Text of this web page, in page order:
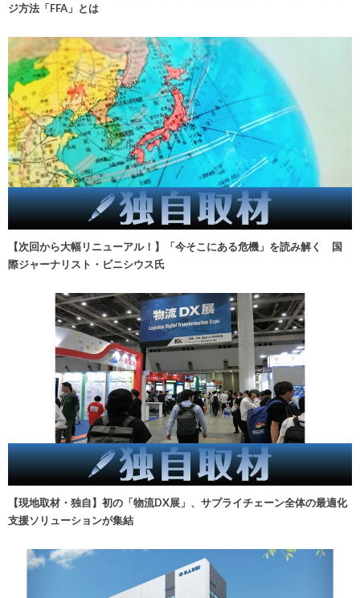
ジ方法「FFA」とは
【次回から大幅リニューアル！】「今そこにある危機」を読み解く 国
際ジャーナリスト・ビニシウス氏
【現地取材・独自】初の「物流DX展」、サプライチェーン全体の最適化
支援ソリューションが集結